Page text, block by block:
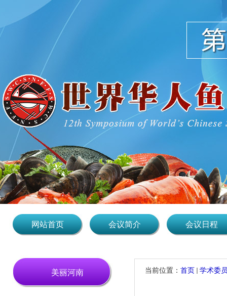
网站首页 会议简介 会议日程
美丽河南 当前位置： 首页 学术委